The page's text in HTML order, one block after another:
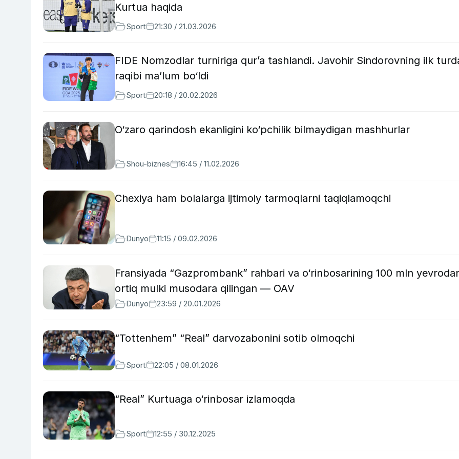
Kurtua haqida
Sport 21:30 / 21.03.2026
FIDE Nomzodlar turniriga qur’a tashlandi. Javohir Sindorovning ilk
raqibi ma’lum bo‘ldi
Sport 20:18 / 20.02.2026
O‘zaro qarindosh ekanligini ko‘pchilik bilmaydigan mashhurlar
Shou-biznes 16:45 / 11.02.2026
Chexiya ham bolalarga ijtimoiy tarmoqlarni taqiqlamoqchi
Dunyo 11:15 / 09.02.2026
Fransiyada “Gazprombank” rahbari va o‘rinbosarining 100 mln
ortiq mulki musodara qilingan — OAV
Dunyo 23:59 / 20.01.2026
“Tottenhem” “Real” darvozabonini sotib olmoqchi
Sport 22:05 / 08.01.2026
“Real” Kurtuaga o‘rinbosar izlamoqda
Sport 12:55 / 30.12.2025